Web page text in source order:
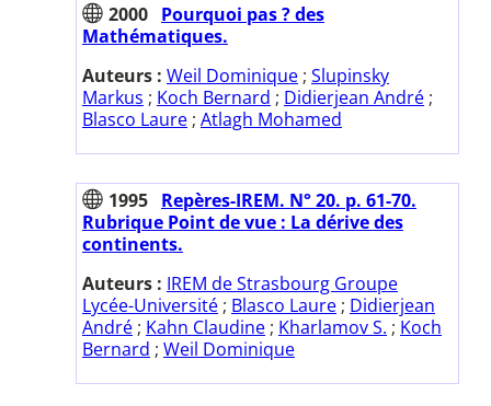
2000 Pourquoi pas ? des
Mathématiques.
Auteurs : Weil Dominique ; Slupinsky
Markus ; Koch Bernard ; Didierjean André ;
Blasco Laure ; Atlagh Mohamed
1995 Repères-IREM. N° 20. p. 61-70.
Rubrique Point de vue : La dérive des
continents.
Auteurs : IREM de Strasbourg Groupe
Lycée-Université ; Blasco Laure ; Didierjean
André ; Kahn Claudine ; Kharlamov S. ; Koch
Bernard ; Weil Dominique